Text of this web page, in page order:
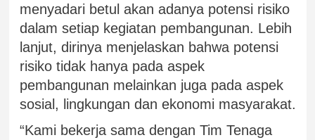
menyadari betul akan adanya potensi risiko
dalam setiap kegiatan pembangunan. Lebih
lanjut, dirinya menjelaskan bahwa potensi
risiko tidak hanya pada aspek
pembangunan melainkan juga pada aspek
sosial, lingkungan dan ekonomi masyarakat.
“Kami bekerja sama dengan Tim Tenaga